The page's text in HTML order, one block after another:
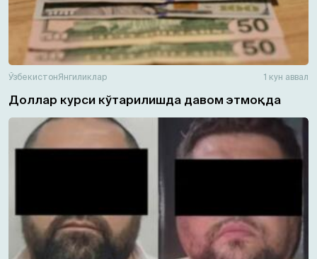
ЎзбекистонЯнгиликлар 1 кун аввал
Доллар курси кўтарилишда давом этмоқда